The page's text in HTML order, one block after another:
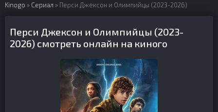
Kinogo » Сериал » Перси Джексон и Олимпийцы (2023-2026)
Перси Джексон и Олимпийцы (2023-
2026) смотреть онлайн на киного